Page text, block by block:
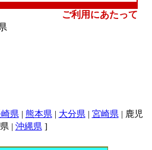
ご利用にあたって
県 | 熊本県 | 大分県 | 宮崎県 | 鹿児
| 沖縄県 ]